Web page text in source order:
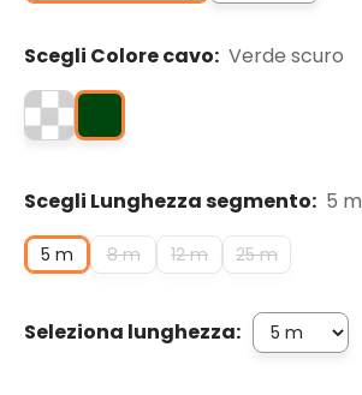
Scegli Colore cavo: Verde scuro
Scegli Lunghezza segmento: 5 m
5 m 8 m 12 m 25 m
Seleziona lunghezza: